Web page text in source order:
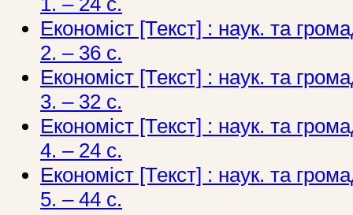
Економіст [Текст] : наук. та
2. – 36 с.
Економіст [Текст] : наук. та
3. – 32 с.
Економіст [Текст] : наук. та
4. – 24 с.
Економіст [Текст] : наук. та
5. – 44 с.